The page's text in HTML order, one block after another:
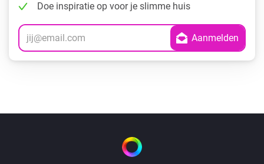
Doe inspiratie op voor je slimme huis